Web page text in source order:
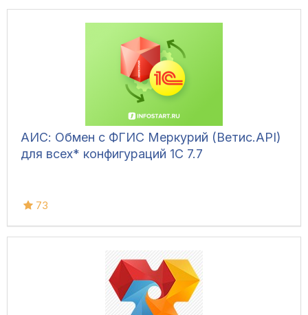
АИС: Обмен с ФГИС Меркурий (Ветис.API)
для всех* конфигураций 1С 7.7
73